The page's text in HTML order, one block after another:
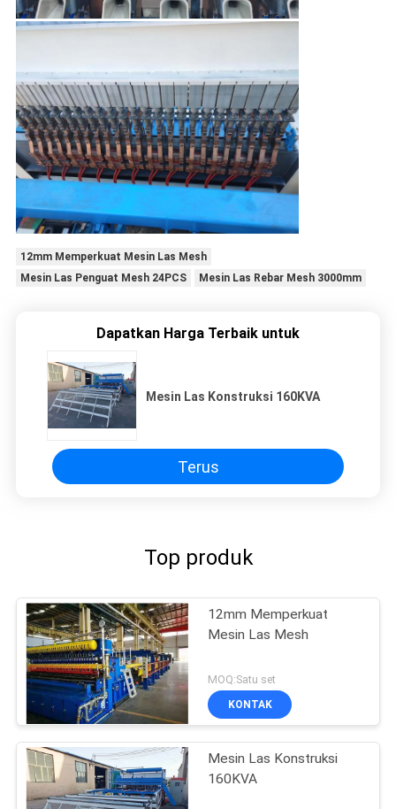
12mm Memperkuat Mesin Las Mesh
Mesin Las Penguat Mesh 24PCS
Mesin Las Rebar Mesh 3000mm
Dapatkan Harga Terbaik untuk
Mesin Las Konstruksi 160KVA
Terus
Top produk
12mm Memperkuat
Mesin Las Mesh
MOQ:Satu set
KONTAK
Mesin Las Konstruksi
160KVA